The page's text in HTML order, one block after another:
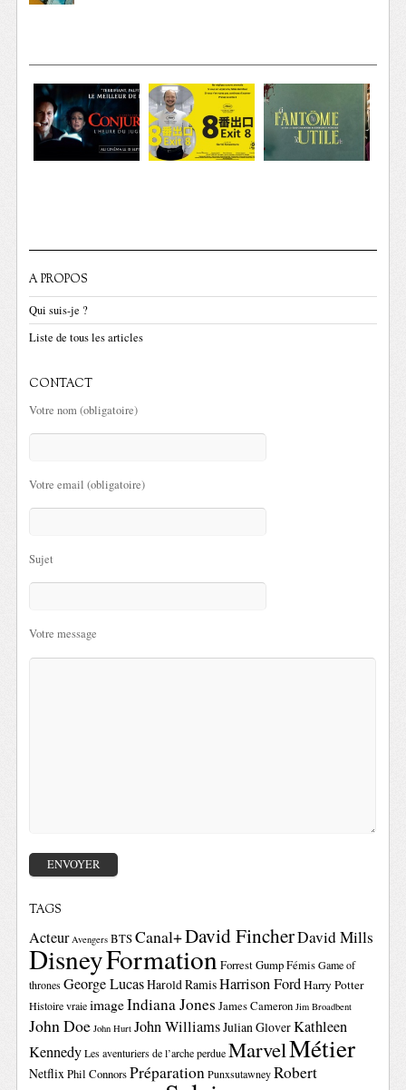
A PROPOS
Qui suis-je ?
Liste de tous les articles
CONTACT
Votre nom (obligatoire)
Votre email (obligatoire)
Sujet
Votre message
TAGS
Acteur Avengers BTSCanal+David FincherDavid Mills
DisneyFormation Forrest GumpFémis Game of
thrones George LucasHarold RamisHarrison FordHarry Potter
Histoire vraie imageIndiana Jones James Cameron Jim Broadbent
John Doe John Hurt John WilliamsJulian GloverKathleen
Kennedy Les aventuriers de l’arche perdue MarvelMétier
Netflix Phil ConnorsPréparation Punxsutawney Robert